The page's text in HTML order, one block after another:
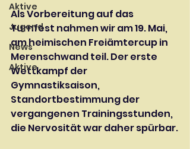
Aktive
Jugend
News
Aktive
Als Vorbereitung auf das
Turnfest nahmen wir am 19. Mai,
am heimischen Freiämtercup in
Merenschwand teil. Der erste
Wettkampf der
Gymnastiksaison,
Standortbestimmung der
vergangenen Trainingsstunden,
die Nervosität war daher spürbar.